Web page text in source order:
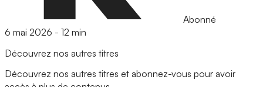
Abonné
6 mai 2026 - 12 min
Découvrez nos autres titres
Découvrez nos autres titres et abonnez-vous pour avoir